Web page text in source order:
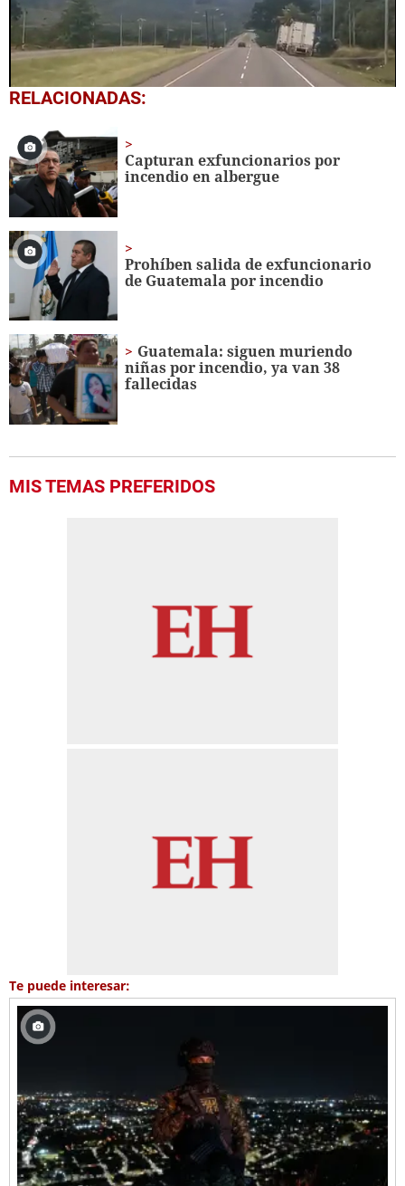
0
seconds
19
seconds
RELACIONADAS:
Capturan exfuncionarios por
incendio en albergue
Prohíben salida de exfuncionario
de Guatemala por incendio
Guatemala: siguen muriendo
niñas por incendio, ya van 38
fallecidas
MIS TEMAS PREFERIDOS
Te puede interesar: